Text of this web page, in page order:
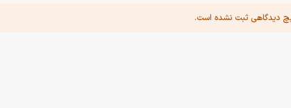
دیدگاهی ثبت نشده است.